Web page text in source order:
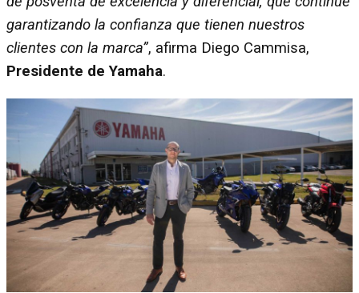
garantizando la confianza que tienen nuestros
clientes con la marca”, afirma Diego Cammisa,
Presidente de Yamaha.